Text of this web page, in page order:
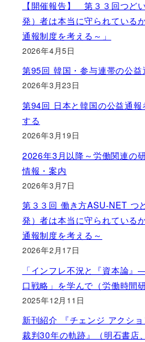
【開催報告】 第３３回つど
発）者は本当に守られてい
通報制度を考える～」
2026年4月5日
第95回 韓国・参与連帯の公益
2026年3月23日
第94回 日本と韓国の公益通
する
2026年3月19日
2026年3月以降～労働関連の
情報・案内
2026年3月7日
第３３回 働き方ASU-NET
発）者は本当に守られてい
通報制度を考える～
2026年2月17日
「インフレ不況と『資本論
口戦略」を学んで（労働時間研
2025年12月11日
新刊紹介 『チェンジ アクシ
裁判30年の軌跡』（明石書店